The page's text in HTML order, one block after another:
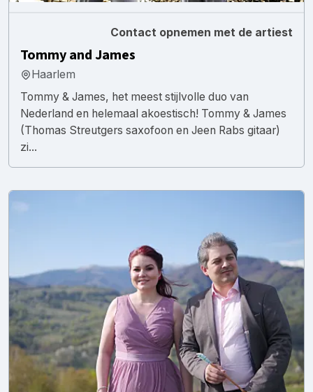
Contact opnemen met de artiest
Tommy and James
Haarlem
Tommy & James, het meest stijlvolle duo van
Nederland en helemaal akoestisch! Tommy & James
(Thomas Streutgers saxofoon en Jeen Rabs gitaar)
zi...